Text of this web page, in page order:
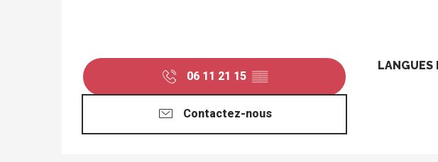
06 11 21 15 ▒▒
Contactez-nous
LANGUES
LANGUES